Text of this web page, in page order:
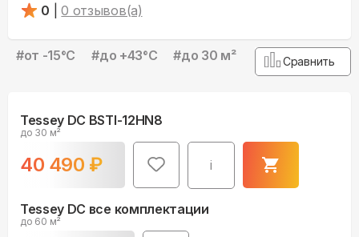
0
0 отзывов(а)
#от -15°С #до +43°С #до 30 м² Сравнить
Tessey DC BSTI-12HN8
до 30 м²
40 490 ₽ i
Tessey DC все комплектации
до 60 м²